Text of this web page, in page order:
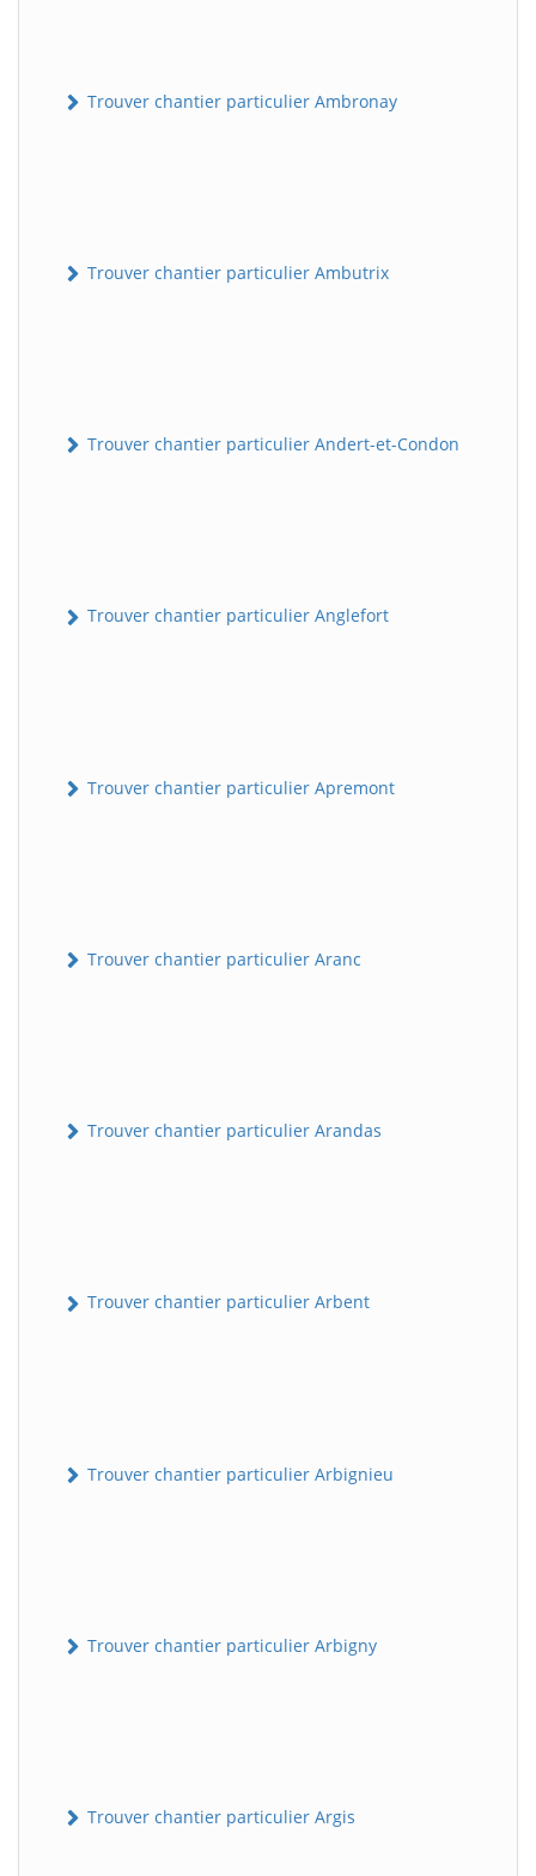
Trouver chantier particulier Ambronay
Trouver chantier particulier Ambutrix
Trouver chantier particulier Andert-et-Condon
Trouver chantier particulier Anglefort
Trouver chantier particulier Apremont
Trouver chantier particulier Aranc
Trouver chantier particulier Arandas
Trouver chantier particulier Arbent
Trouver chantier particulier Arbignieu
Trouver chantier particulier Arbigny
Trouver chantier particulier Argis